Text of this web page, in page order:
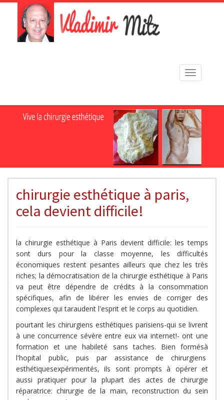
Toggle
navigation
chirurgie esthétique à paris,
cela devient difficile!
la chirurgie esthétique à Paris devient difficile: les temps
sont durs pour la classe moyenne, les difficultés
économiques restent pesantes ailleurs que chez les très
riches; la démocratisation de la chirurgie esthétique à Paris
va peut être dépendre de crédits à la consommation
spécifiques, afin de libérer les envies de corriger des
complexes qui taraudent l'esprit et le corps au quotidien.
pourtant les chirurgiens esthétiques parisiens-qui se livrent
à une concurrence sévère entre eux via internet!- ont une
formation et une habileté sans taches. Bien formésà
l'hopital public, puis par assistance de chirurgiens
esthétiquesexpérimentés, ils sont prompts à opérer et
aussi pratiquer pour la plupart des actes de chirurgie
réparatrice: chirurgie de la main, reconstruction du sein